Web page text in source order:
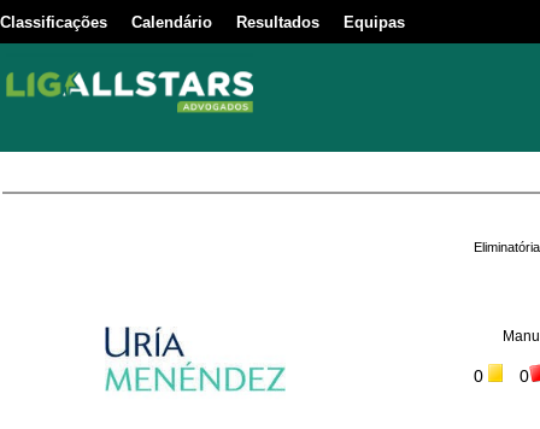
Classificações Calendário Resultados Equipas
0 0